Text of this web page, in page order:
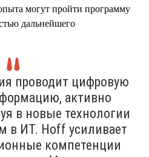
могут пройти программу
дальнейшего
проводит цифровую
активно
в новые технологии
в ИТ. Hoff усиливает
компетенции